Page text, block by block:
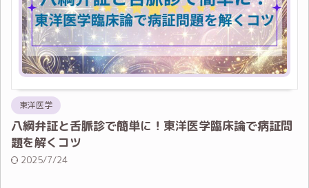
東洋医学
八綱弁証と舌脈診で簡単に！東洋医学臨床論で病証問
題を解くコツ
2025/7/24